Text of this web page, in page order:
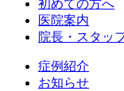
初めての方へ
医院案内
院長・スタッ
症例紹介
お知らせ